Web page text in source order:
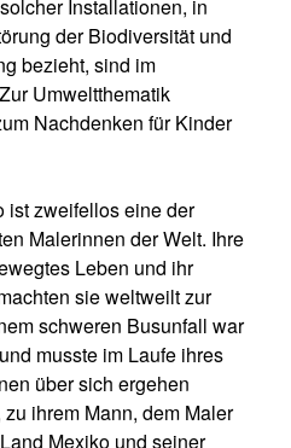
Installationen, in
der Biodiversität und
bezieht, sind im
Umweltthematik
Nachdenken für Kinder
ist zweifellos eine der
Malerinnen der Welt. Ihre
Leben und ihr
sie weltweilt zur
schweren Busunfall war
musste im Laufe ihres
über sich ergehen
ihrem Mann, dem Maler
Mexiko und seiner